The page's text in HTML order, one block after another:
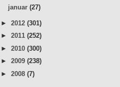
januar(27)
► 2012 (301)
► 2011 (252)
► 2010 (300)
► 2009 (238)
► 2008 (7)